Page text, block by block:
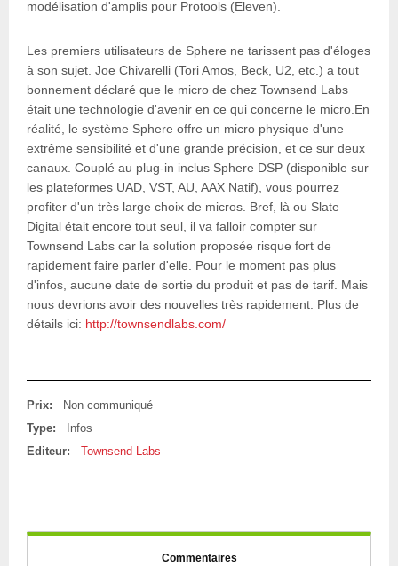
modélisation d'amplis pour Protools (Eleven).
Les premiers utilisateurs de Sphere ne tarissent pas d'éloges
à son sujet. Joe Chivarelli (Tori Amos, Beck, U2, etc.) a tout
bonnement déclaré que le micro de chez Townsend Labs
était une technologie d'avenir en ce qui concerne le micro.En
réalité, le système Sphere offre un micro physique d'une
extrême sensibilité et d'une grande précision, et ce sur deux
canaux. Couplé au plug-in inclus Sphere DSP (disponible sur
les plateformes UAD, VST, AU, AAX Natif), vous pourrez
profiter d'un très large choix de micros. Bref, là ou Slate
Digital était encore tout seul, il va falloir compter sur
Townsend Labs car la solution proposée risque fort de
rapidement faire parler d'elle. Pour le moment pas plus
d'infos, aucune date de sortie du produit et pas de tarif. Mais
nous devrions avoir des nouvelles très rapidement. Plus de
détails ici: http://townsendlabs.com/
Prix:
Non communiqué
Type:
Infos
Editeur:
Townsend Labs
Commentaires